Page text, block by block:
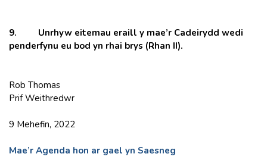
9. Unrhyw eitemau eraill y mae’r Cadeirydd wedi
penderfynu eu bod yn rhai brys (Rhan II).
Rob Thomas
Prif Weithredwr
9 Mehefin, 2022
Mae’r Agenda hon ar gael yn Saesneg